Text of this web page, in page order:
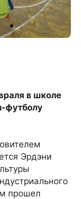
в школе
футболу
Эрдэни
прошел